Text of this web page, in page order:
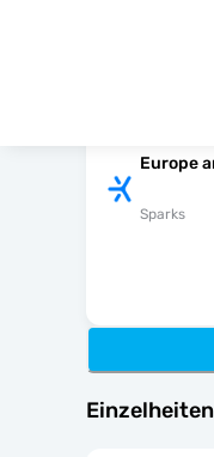
Europe
Sparks
Einzelheiten